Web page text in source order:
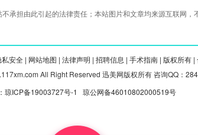
承担由此引起的法律责任；本站图片和文章均来源互联网
安全 | 网站地图 | 法律声明 | 招聘信息 | 手术指南 | 版权所有 |
All Right Reserved 迅美网版权所有 咨询QQ：
琼ICP备19003727号-1
琼公网备46010802000519号